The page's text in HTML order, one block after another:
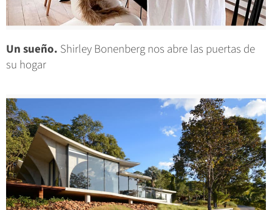
Un sueño. Shirley Bonenberg nos abre las puertas de
su hogar